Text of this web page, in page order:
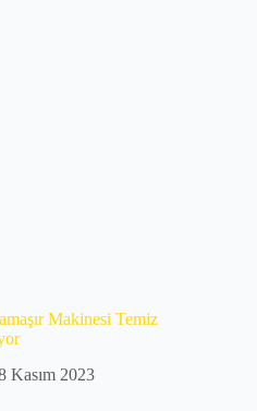
Makinesi Temiz
Kasım 2023